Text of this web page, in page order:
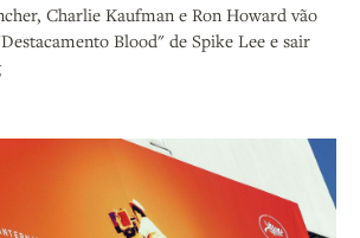
Charlie Kaufman e Ron Howard vão
Blood" de Spike Lee e sair